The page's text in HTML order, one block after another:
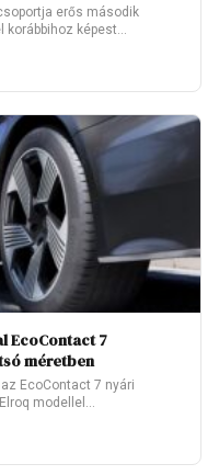
erős második
korábbihoz képest…
EcoContact 7
méretben
EcoContact 7 nyári
modellel…